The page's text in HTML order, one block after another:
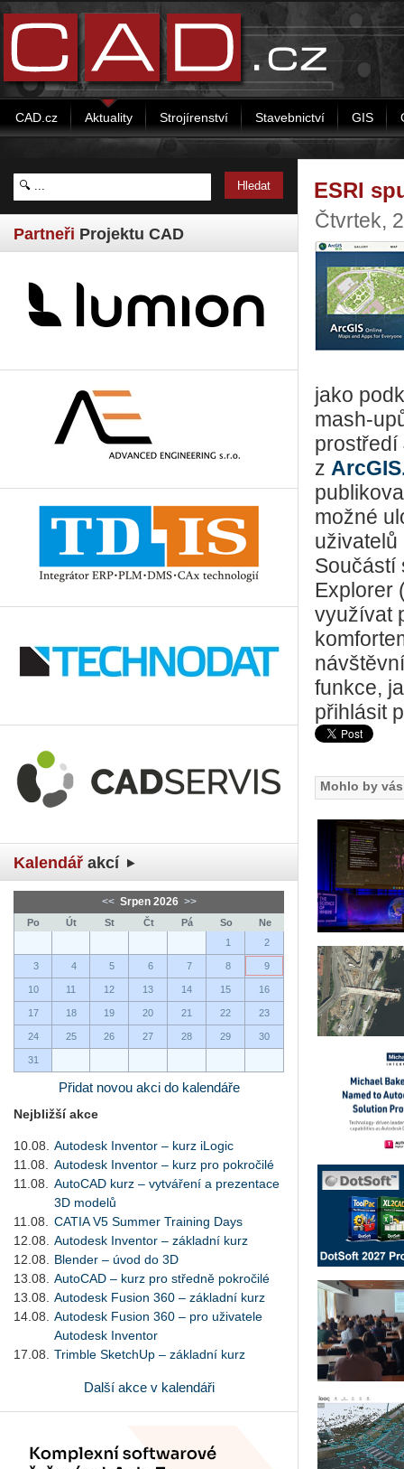
CAD.cz Aktuality Strojírenství Stavebnictví GIS
Partneři Projektu CAD
Kalendář akcí
<< Srpen 2026 >>
Po Út St Čt Pá So
Ne
1
2
3 4 5 6 7 8 9
10 11 12 13 14 15 16
17 18 19 20 21 22 23
24 25 26 27 28 29 30
31
Přidat novou akci do kalendáře
Nejbližší akce
10.08.
Autodesk Inventor – kurz iLogic
11.08.
Autodesk Inventor – kurz pro pokročilé
11.08.
AutoCAD kurz – vytváření a prezentace
3D modelů
11.08.
CATIA V5 Summer Training Days
12.08.
Autodesk Inventor – základní kurz
12.08.
Blender – úvod do 3D
13.08.
AutoCAD – kurz pro středně pokročilé
13.08.
Autodesk Fusion 360 – základní kurz
14.08.
Autodesk Fusion 360 – pro uživatele
Autodesk Inventor
17.08.
Trimble SketchUp – základní kurz
Další akce v kalendáři
ESRI
Čtvrtek,
jako
mash-
prostředí
z
možné
Součástí
Explorer
využívat
funkce,
přihlásit
Mohlo by